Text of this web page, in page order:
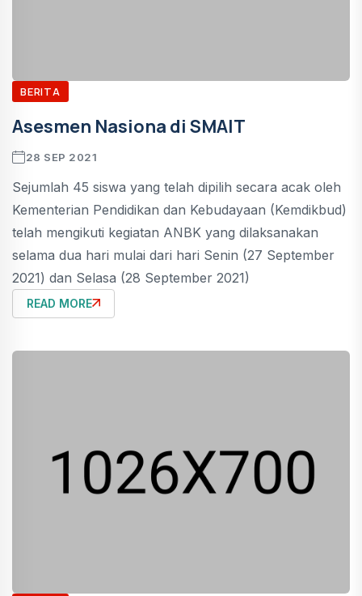
BERITA
Asesmen Nasiona di SMAIT
28 SEP 2021
Sejumlah 45 siswa yang telah dipilih secara acak oleh
Kementerian Pendidikan dan Kebudayaan (Kemdikbud)
telah mengikuti kegiatan ANBK yang dilaksanakan
selama dua hari mulai dari hari Senin (27 September
2021) dan Selasa (28 September 2021)
READ MORE